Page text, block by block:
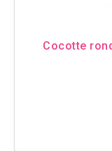
Cocotte